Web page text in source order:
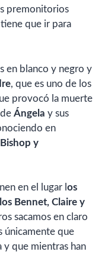
premonitorios
que ir para
en blanco y negro y
, que es uno de los
provocó la muerte
Ángela y sus
en
y
en el lugar l os
Bennet, Claire y
sacamos en claro
únicamente que
y que mientras han